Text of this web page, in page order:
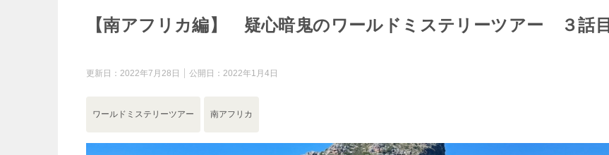
【南アフリカ編】 疑心暗鬼のワールドミステリーツアー ３話目
更新日： 2022年7月28日 公開日： 2022年1月4日
ワールドミステリーツアー 南アフリカ